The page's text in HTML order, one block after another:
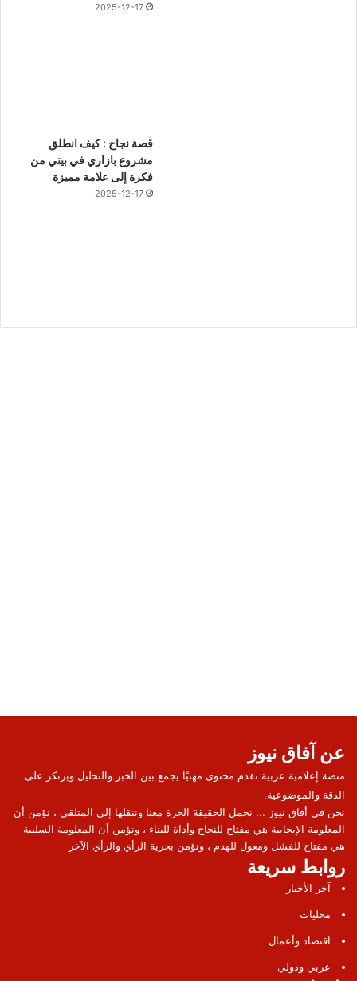
2025-12-17
قصة نجاح : كيف انطلق
مشروع بازاري في بيتي من
فكرة إلى علامة مميزة
2025-12-17
عن آفاق نيوز
منصة إعلامية عربية تقدم محتوى مهنيًا يجمع بين الخبر والتحليل ويرتكز على
الدقة والموضوعية.
نحن في أفاق نيوز ... نحمل الحقيقة الحرة معنا وننقلها إلى المتلقي ، نؤمن أن
المعلومة الإيجابية هي مفتاح للنجاح وأداة للبناء ، ونؤمن أن المعلومة السلبية
هي مفتاح للفشل ومعول للهدم ، ونؤمن بحرية الرأي والرأي الآخر
روابط سريعة
آخر الأخبار
محليات
اقتصاد وأعمال
عربي ودولي